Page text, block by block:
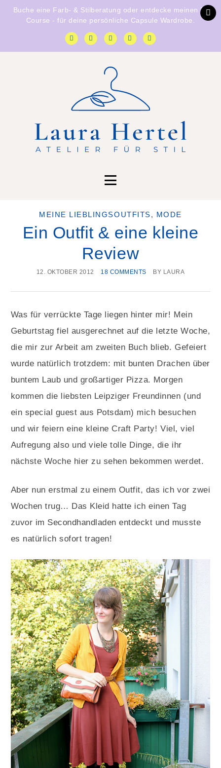
Buche eine Farb- & Stilberatung oder entdecke meinen E-
Course - für deine persönliche Capsule Wardrobe.
MEINE LIEBLINGSOUTFITS, MODE
Ein Outfit & eine kleine
Review
12. OKTOBER 2012 18 COMMENTS BY LAURA
Was für verrückte Tage liegen hinter mir! Mein
Geburtstag fiel ausgerechnet auf die letzte Woche,
die mir zur Arbeit am zweiten Buch blieb. Gefeiert
wurde natürlich trotzdem: mit bunten Drachen über
buntem Laub und großartiger Pizza. Morgen
kommen die liebsten Leipziger Freundinnen (und
ein special guest aus Potsdam) mich besuchen
und wir feiern eine kleine Craft Party! Viel, viel
Aufregung also und viele tolle Dinge, die ihr
nächste Woche hier zu sehen bekommen werdet.
Aber nun erstmal zu einem Outfit, das ich vor zwei
Wochen trug… Das Kleid hatte ich einen Tag
zuvor im Secondhandladen entdeckt und musste
es natürlich sofort tragen!